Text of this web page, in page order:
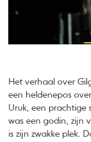
Het verhaal over
een heldenepos
Uruk, een prachtige
was een godin, zijn
is zijn zwakke plek.